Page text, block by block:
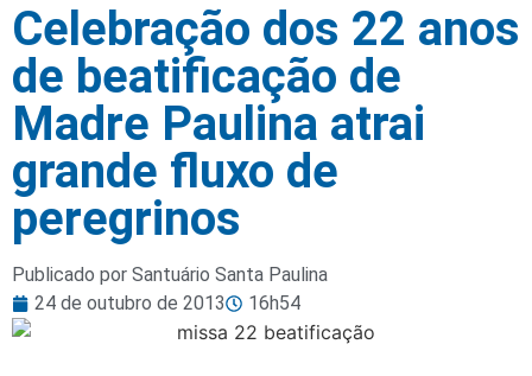
Celebração dos 22 anos
de beatificação de
Madre Paulina atrai
grande fluxo de
peregrinos
Publicado por Santuário Santa Paulina
24 de outubro de 2013
16h54